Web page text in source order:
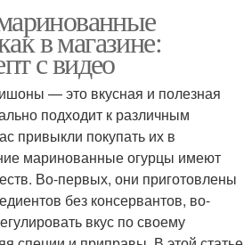
в магазине:
с видео
— это вкусная и полезная
подходит к различным
привыкли покупать их в
маринованные огурцы имеют
Во-первых, они приготовлены
без консервантов, во-
вкус по своему